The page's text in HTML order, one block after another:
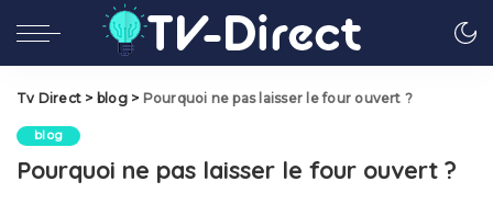
Tv Direct > blog> Pourquoi ne pas laisser le four ouvert ?
blog
Pourquoi ne pas laisser le four ouvert ?